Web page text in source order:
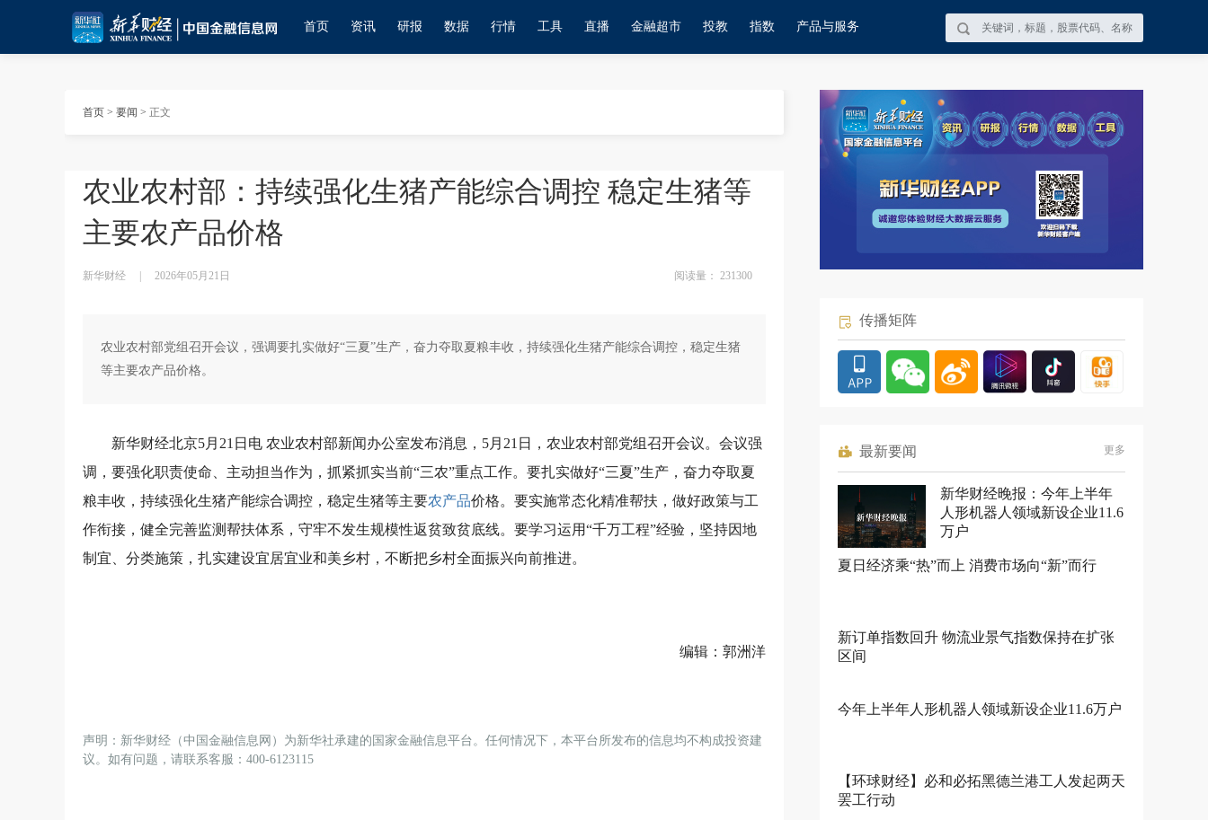
首页 资讯 研报 数据 行情 工具 直播 金融超市 投教 指数 产品与服务
首页 > 要闻 > 正文
农业农村部：持续强化生猪产能综合调控 稳定生猪等
主要农产品价格
新华财经 2026年05月21日 阅读量： 231300
农业农村部党组召开会议，强调要扎实做好“三夏”生产，奋力夺取夏粮丰收，持续强化生猪产能综合调控，稳定生猪
等主要农产品价格。
新华财经北京5月21日电 农业农村部新闻办公室发布消息，5月21日，农业农村部党组召开会议。会议强
调，要强化职责使命、主动担当作为，抓紧抓实当前“三农”重点工作。要扎实做好“三夏”生产，奋力夺取夏
粮丰收，持续强化生猪产能综合调控，稳定生猪等主要农产品价格。要实施常态化精准帮扶，做好政策与工
作衔接，健全完善监测帮扶体系，守牢不发生规模性返贫致贫底线。要学习运用“千万工程”经验，坚持因地
制宜、分类施策，扎实建设宜居宜业和美乡村，不断把乡村全面振兴向前推进。
编辑：郭洲洋
声明：新华财经（中国金融信息网）为新华社承建的国家金融信息平台。任何情况下，本平台所发布的信息均不构成投资建
议。如有问题，请联系客服：400-6123115
传播矩阵
最新要闻 更多
新华财经晚报：今年上半年
人形机器人领域新设企业11.6
万户
夏日经济乘“热”而上 消费市场向“新”而行
新订单指数回升 物流业景气指数保持在扩张
区间
今年上半年人形机器人领域新设企业11.6万户
【环球财经】必和必拓黑德兰港工人发起两天
罢工行动